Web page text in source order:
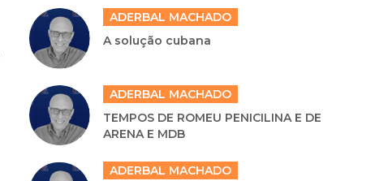
ADERBAL MACHADO
A solução cubana
ADERBAL MACHADO
TEMPOS DE ROMEU PENICILINA E DE
ARENA E MDB
ADERBAL MACHADO